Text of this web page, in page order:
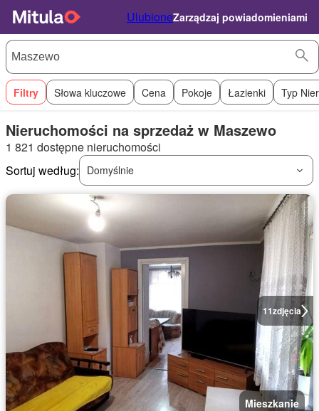
UlubioneZarządzaj powiadomieniami
Filtry Słowa kluczowe Cena Pokoje Łazienki Typ
Nieruchomości na sprzedaż w Maszewo
1 821 dostępne nieruchomości
Sortuj według:
Domyślnie
11zdjęcia
Mieszkanie